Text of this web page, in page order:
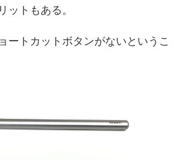
ットもある。
ートカットボタンがないというこ